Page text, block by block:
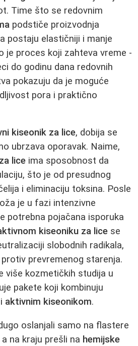
Time što se redovnim
podstiče proizvodnja
postaju elastičniji i manje
je proces koji zahteva vreme -
do godinu dana redovnih
pokazuju da je moguće
pora i praktično
kiseonik za lice, dobija se
ubrzava oporavak. Naime,
lice ima sposobnost da
što je od presudnog
i eliminaciju toksina. Posle
je u fazi intenzivne
potrebna pojačana isporuka
kiseoniku za lice se
slobodnih radikala,
prevremenog starenja.
više kozmetičkih studija u
pakete koji kombinuju
i aktivnim kiseonikom.
oslanjali samo na flastere
na kraju prešli na hemijske